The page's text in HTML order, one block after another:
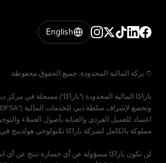
English
اعتماد للعميل الفردي والعناية بأصول العملاء
لن تكون باراكا مسؤولة عن أي خسارة تنتج عن أي